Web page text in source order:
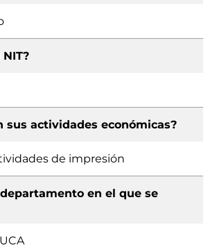
sus actividades económicas?
de impresión
en el que se